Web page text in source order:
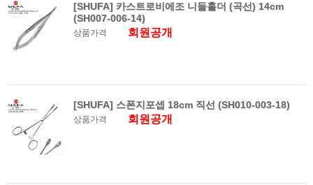
[SHUFA] 카스트로비에조 니들홀더 (곡선) 14cm
(SH007-006-14)
상품가격 회원공개
[SHUFA] 스폰지포셉 18cm 직선 (SH010-003-18)
상품가격 회원공개